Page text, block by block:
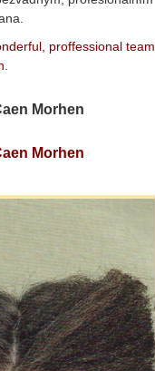
proffessional team
Morhen
Morhen